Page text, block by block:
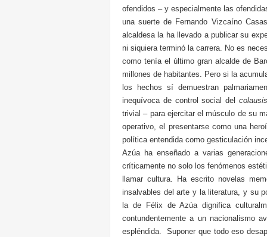
ofendidos – y especialmente las
una suerte de Fernando Vizcaíno
alcaldesa la ha llevado a publicar su
ni siquiera terminó la carrera. No es
como tenía el último gran alcalde de
millones de habitantes. Pero si la
los hechos sí demuestran
inequívoca de control social del
trivial – para ejercitar el músculo de su
operativo, el presentarse como una
política entendida como gesticulación
Azúa ha enseñado a varias
críticamente no solo los fenómenos
llamar cultura. Ha escrito novelas
insalvables del arte y la literatura, y su
la de Félix de Azúa dignifica
contundentemente a un nacionalismo
espléndida. Suponer que todo eso